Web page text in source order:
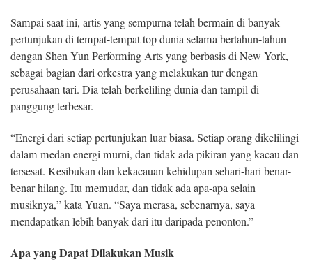
Sampai saat ini, artis yang sempurna telah bermain di banyak
pertunjukan di tempat-tempat top dunia selama bertahun-tahun
dengan Shen Yun Performing Arts yang berbasis di New York,
sebagai bagian dari orkestra yang melakukan tur dengan
perusahaan tari. Dia telah berkeliling dunia dan tampil di
panggung terbesar.
“Energi dari setiap pertunjukan luar biasa. Setiap orang dikelilingi
dalam medan energi murni, dan tidak ada pikiran yang kacau dan
tersesat. Kesibukan dan kekacauan kehidupan sehari-hari benar-
benar hilang. Itu memudar, dan tidak ada apa-apa selain
musiknya,” kata Yuan. “Saya merasa, sebenarnya, saya
mendapatkan lebih banyak dari itu daripada penonton.”
Apa yang Dapat Dilakukan Musik